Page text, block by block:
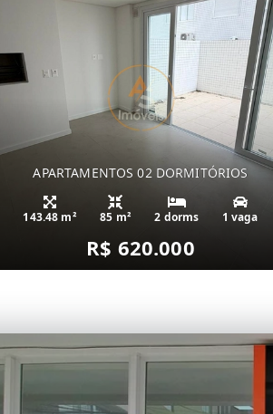
APARTAMENTOS 02 DORMITÓRIOS
143.48 m² 85 m² 2 dorms 1 vaga
R$ 620.000